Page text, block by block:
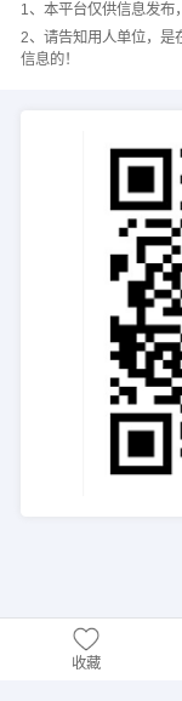
1、本平台仅供信息发布
2、请告知用人单位，是
信息的！
收藏